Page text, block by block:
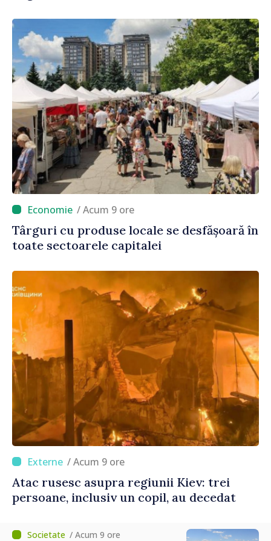
/ Acum 9 ore
Târguri cu produse locale se desfășoară în
toate sectoarele capitalei
/ Acum 9 ore
Atac rusesc asupra regiunii Kiev: trei
persoane, inclusiv un copil, au decedat
/ Acum 9 ore